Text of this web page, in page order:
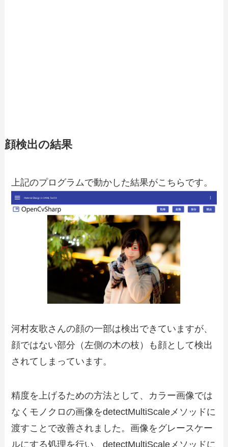
顔検出の結果
上記のプログラムで動かした結果がこちらです。
河村友歌さんの顔の一部は検出できていますが、
顔ではない部分（左側の木の枝）も顔として検出
されてしまっています。
精度を上げるための方法として、カラー画像では
なくモノクロの画像をdetectMultiScaleメソッドに
渡すことで改善されました。画像をグレースケー
ルにする処理を行い、detectMultiScaleメソッドに